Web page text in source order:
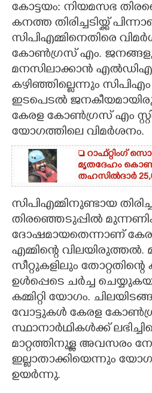
LITERATURE
ZOOM
CONTACT US
കോട്ടയം: നിയമസഭ
കനത്ത തിരിച്ചടിയ്ക്ക്
സിപിഎമ്മിനെതിരെ
കോൺഗ്രസ് എം.
മനസിലാക്കാൻ
കഴിഞ്ഞില്ലെന്നും
ഇടപെടൽ
കേരള കോൺഗ്രസ് എം
യോഗത്തിലെ വിമർശനം.
 റാഫ്റ്റിംഗ്
മൃതദേഹം
തഹസിൽദാർ
സിപിഎമ്മിനുണ്ടായ
തിരഞ്ഞെടുപ്പിൽ
ദോഷമായതെന്നാണ്
എമ്മിന്റെ വിലയിരുത്തൽ.
സീറ്റുകളിലും
ഉൾപ്പെടെ ചർച്ച
കമ്മിറ്റി യോഗം.
വോട്ടുകൾ കേരള
സ്ഥാനാർഥികൾക്ക്
മാറ്റത്തിനുള്ള അവസരം
ഇല്ലാതാക്കിയെന്നും
ഉയർന്നു.